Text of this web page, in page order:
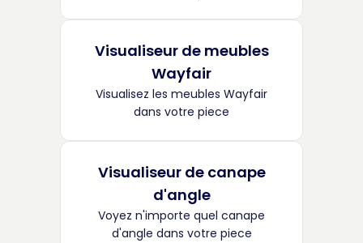
Visualiseur de meubles
Wayfair
Visualisez les meubles Wayfair
dans votre piece
Visualiseur de canape
d'angle
Voyez n'importe quel canape
d'angle dans votre piece